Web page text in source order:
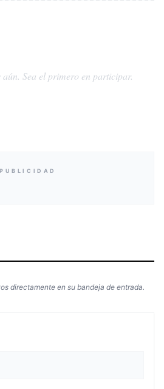
Sea el primero en participar.
PUBLICIDAD
directamente en su bandeja de entrada.